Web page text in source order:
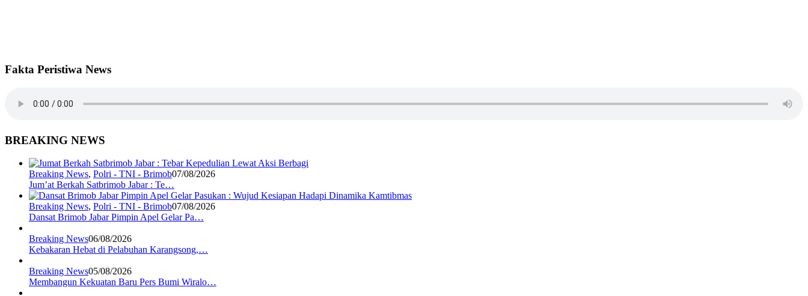
Fakta Peristiwa News
BREAKING NEWS
Breaking News, Polri - TNI - Brimob07/08/2026
Jum’at Berkah Satbrimob Jabar : Te…
Breaking News, Polri - TNI - Brimob07/08/2026
Dansat Brimob Jabar Pimpin Apel Gelar Pa…
Breaking News06/08/2026
Kebakaran Hebat di Pelabuhan Karangsong,…
Breaking News05/08/2026
Membangun Kekuatan Baru Pers Bumi Wiralo…